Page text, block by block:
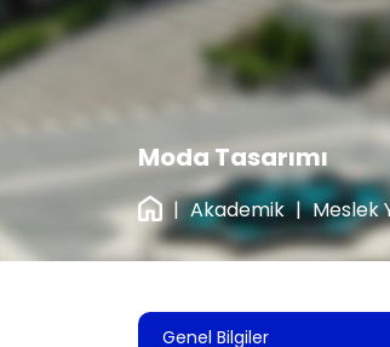
Moda Tasarımı
| Akademik | Meslek
Genel Bilgiler